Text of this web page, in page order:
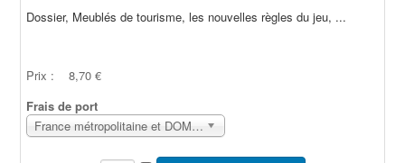
Dossier, Meublés de tourisme, les nouvelles règles du jeu, ...
Prix :
8,70 €
Frais de port
France métropolitaine et DOM Sans surcoût